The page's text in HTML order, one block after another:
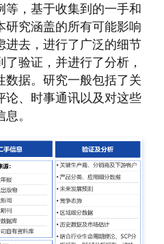
等，基于收集到的一手和
研究涵盖的所有可能影响
进去，进行了广泛的细节
验证，并进行了分析，
数据。研究一般包括了关
论、时事通讯以及对这些
。